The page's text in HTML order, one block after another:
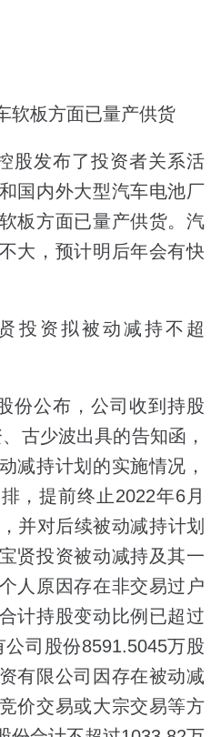
软板方面已量产供货
发布了投资者关系活
国内外大型汽车电池厂
板方面已量产供货。汽
大，预计明后年会有快
投资拟被动减持不超
份公布，公司收到持股
古少波出具的告知函，
减持计划的实施情况，
，提前终止2022年6月
并对后续被动减持计划
贤投资被动减持及其一
人原因存在非交易过户
计持股变动比例已超过
司股份8591.5045万股
有限公司因存在被动减
价交易或大宗交易等方